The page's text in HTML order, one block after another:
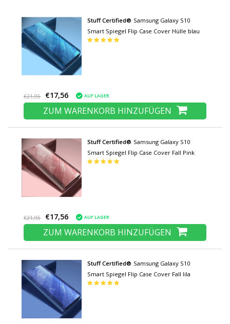
Stuff Certified® Samsung Galaxy S10
Smart Spiegel Flip Case Cover Hülle blau
€21,95 €17,56 AUF LAGER
ZUM WARENKORB HINZUFÜGEN
Stuff Certified® Samsung Galaxy S10
Smart Spiegel Flip Case Cover Fall Pink
€21,95 €17,56 AUF LAGER
ZUM WARENKORB HINZUFÜGEN
Stuff Certified® Samsung Galaxy S10
Smart Spiegel Flip Case Cover Fall lila